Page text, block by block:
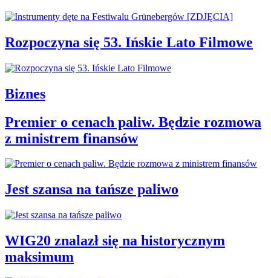
Rozpoczyna się 53. Ińskie Lato Filmowe
Biznes
Premier o cenach paliw. Będzie rozmowa
z ministrem finansów
Jest szansa na tańsze paliwo
WIG20 znalazł się na historycznym
maksimum